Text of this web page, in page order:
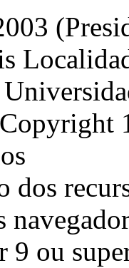
dos
9 ou